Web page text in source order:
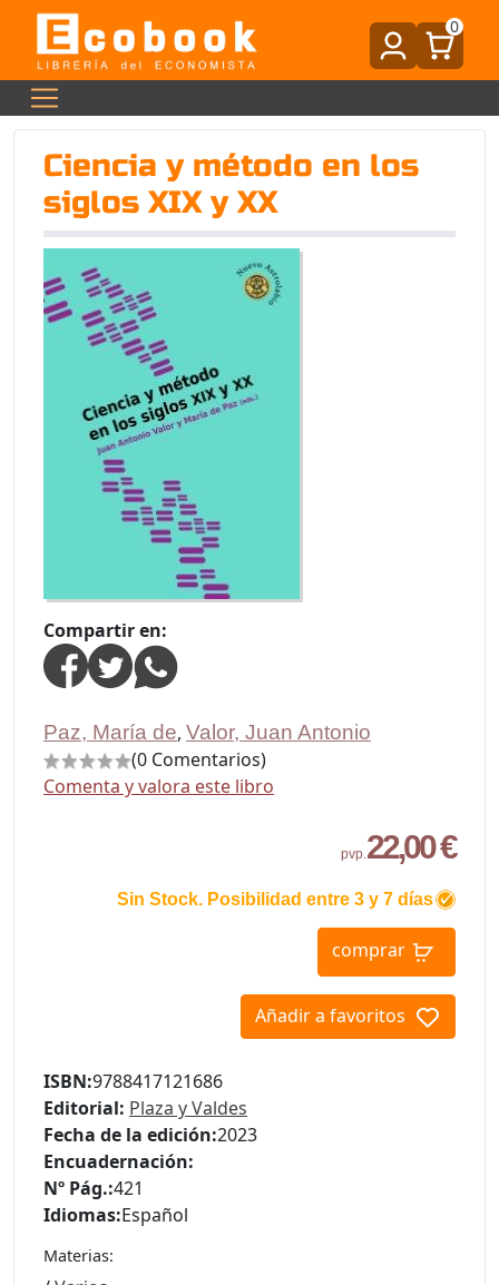
0
Ciencia y método en los
siglos XIX y XX
Compartir en:
Paz, María de, Valor, Juan Antonio
(0 Comentarios)
Comenta y valora este libro
pvp.22,00 €
Sin Stock. Posibilidad entre 3 y 7 días
comprar
Añadir a favoritos
ISBN:9788417121686
Editorial: Plaza y Valdes
Fecha de la edición:2023
Encuadernación:
Nº Pág.:421
Idiomas:Español
Materias: